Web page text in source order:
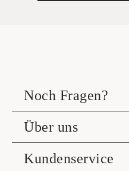
Noch Fragen?
Über uns
Kundenservice